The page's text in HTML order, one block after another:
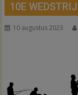
10E
10 augustus 2023